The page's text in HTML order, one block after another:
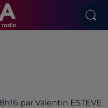
par Valentin ESTEVE